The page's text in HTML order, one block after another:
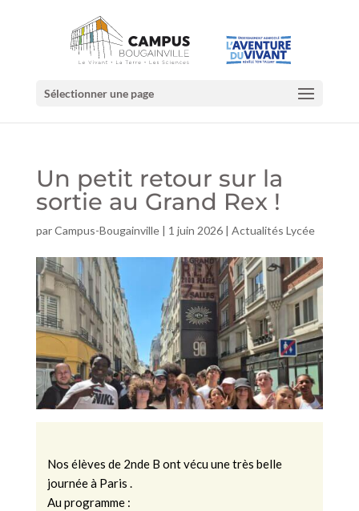
Sélectionner une page
Un petit retour sur la
sortie au Grand Rex !
parCampus-Bougainville| 1 juin 2026| Actualités Lycée
Nos élèves de 2nde B ont vécu une très belle
journée à Paris .
Au programme :